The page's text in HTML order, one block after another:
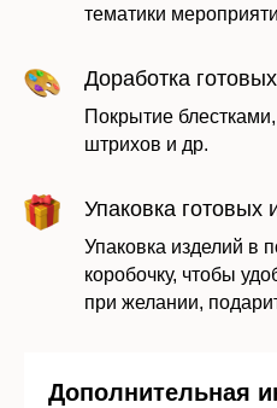
тематики
Доработка
Покрытие
штрихов и др.
Упаковка готовых
Упаковка изделий в
коробочку, чтобы
при желании,
Дополнительная
Даю согласие на обработку
персональных данных в
политикой